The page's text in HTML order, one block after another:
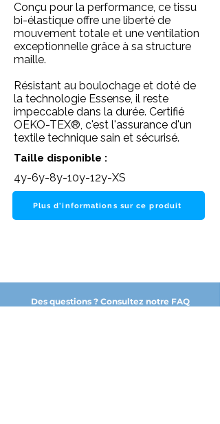
Conçu pour la performance, ce tissu
bi-élastique offre une liberté de
mouvement totale et une ventilation
exceptionnelle grâce à sa structure
maille.
Résistant au boulochage et doté de
la technologie Essense, il reste
impeccable dans la durée. Certifié
OEKO-TEX®, c'est l'assurance d'un
textile technique sain et sécurisé.
Taille disponible :
4y-6y-8y-10y-12y-XS
Plus d'informations sur ce produit
Des questions ? Consultez notre FAQ